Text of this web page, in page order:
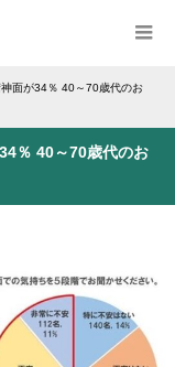
面が34％ 40～70歳代のお
％ 40～70歳代のお